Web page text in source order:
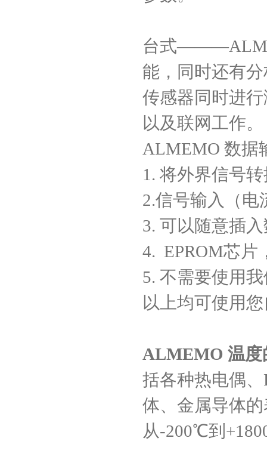
台式
能，同时还有
传感器同时进
以及联网工作。
ALMEMO 数据
1. 将外界信号
2.信号输入（电
3. 可以随意插
4. EPROM芯片
5. 不需要使用
以上均可使用
ALMEMO 温度
括各种热电偶、
体、金属导体
从-200℃到